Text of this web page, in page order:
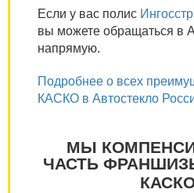
Если у вас полис
вы можете обращаться в
напрямую.
Подробнее о всех
КАСКО в Автостекло
МЫ
ЧАСТЬ